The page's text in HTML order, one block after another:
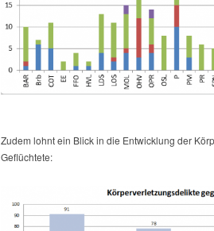
Zudem lohnt ein Blick in die Entwicklung der
Geflüchtete: